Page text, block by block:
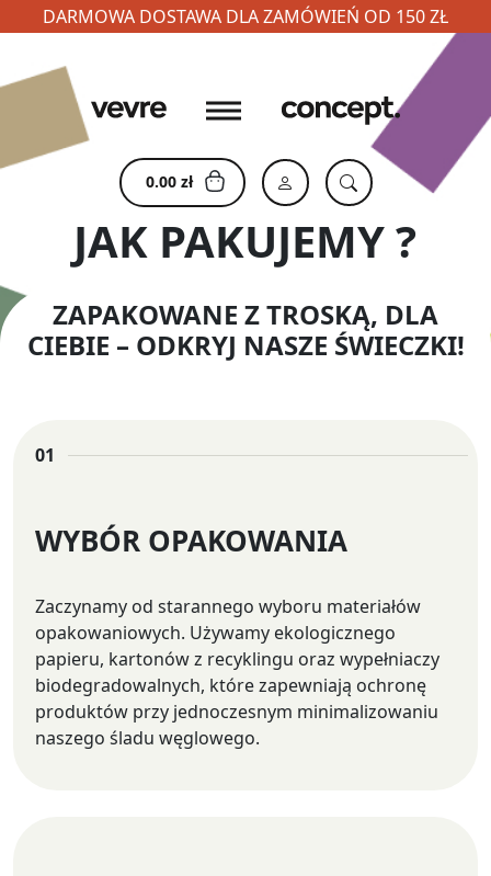
DARMOWA DOSTAWA DLA ZAMÓWIEŃ OD 150 ZŁ
0.00 zł
JAK PAKUJEMY ?
ZAPAKOWANE Z TROSKĄ, DLA
CIEBIE – ODKRYJ NASZE ŚWIECZKI!
01
WYBÓR OPAKOWANIA
Zaczynamy od starannego wyboru materiałów
opakowaniowych. Używamy ekologicznego
papieru, kartonów z recyklingu oraz wypełniaczy
biodegradowalnych, które zapewniają ochronę
produktów przy jednoczesnym minimalizowaniu
naszego śladu węglowego.